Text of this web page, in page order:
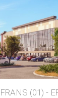
FRANS (01) -